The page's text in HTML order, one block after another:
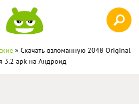
» Скачать взломанную 2048 Original
3.2 apk на Андроид